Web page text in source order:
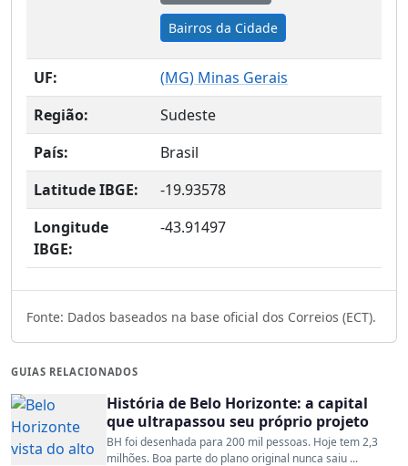
Bairros da Cidade
UF: (MG) Minas Gerais
Região:
Sudeste
País:
Brasil
Latitude IBGE:
-19.93578
Longitude
IBGE:
-43.91497
Fonte: Dados baseados na base oficial dos Correios (ECT).
GUIAS RELACIONADOS
História de Belo Horizonte: a capital
que ultrapassou seu próprio projeto
BH foi desenhada para 200 mil pessoas. Hoje tem 2,3
milhões. Boa parte do plano original nunca saiu ...